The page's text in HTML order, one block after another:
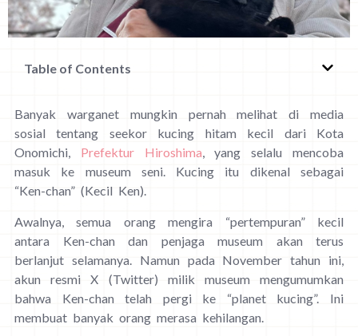
Table of Contents
Banyak warganet mungkin pernah melihat di media
sosial tentang seekor kucing hitam kecil dari Kota
Onomichi, Prefektur Hiroshima, yang selalu mencoba
masuk ke museum seni. Kucing itu dikenal sebagai
“Ken-chan” (Kecil Ken).
Awalnya, semua orang mengira “pertempuran” kecil
antara Ken-chan dan penjaga museum akan terus
berlanjut selamanya. Namun pada November tahun ini,
akun resmi X (Twitter) milik museum mengumumkan
bahwa Ken-chan telah pergi ke “planet kucing”. Ini
membuat banyak orang merasa kehilangan.